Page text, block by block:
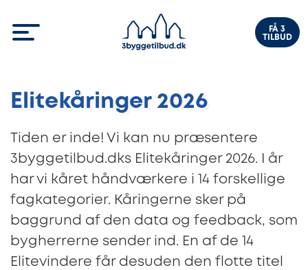
FÅ 3
TILBUD
Elitekåringer 2026
Tiden er inde! Vi kan nu præsentere
3byggetilbud.dks Elitekåringer 2026. I år
har vi kåret håndværkere i 14 forskellige
fagkategorier. Kåringerne sker på
baggrund af den data og feedback, som
bygherrerne sender ind. En af de 14
Elitevindere får desuden den flotte titel